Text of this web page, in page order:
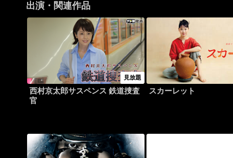
出演・関連作品
見放題
西村京太郎サスペンス 鉄道捜査
官
スカーレット